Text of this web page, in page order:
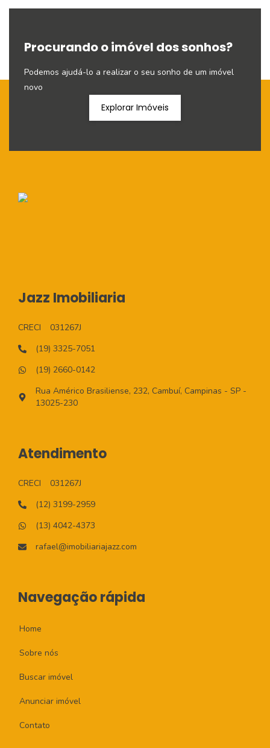
Procurando o imóvel dos sonhos?
Podemos ajudá-lo a realizar o seu sonho de um imóvel
novo
Explorar Imóveis
Jazz Imobiliaria
CRECI
031267J
(19) 3325-7051
(19) 2660-0142
Rua Américo Brasiliense, 232, Cambuí, Campinas - SP -
13025-230
Atendimento
CRECI
031267J
(12) 3199-2959
(13) 4042-4373
rafael@imobiliariajazz.com
Navegação rápida
Home
Sobre nós
Buscar imóvel
Anunciar imóvel
Contato